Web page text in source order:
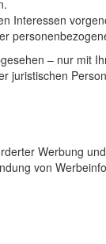
Interessen
– nur mit
juristischen
Werbung
von